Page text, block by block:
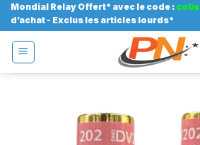
Passer
au
contenu
Mondial Relay Offert* avec le code : colis
d’achat - Exclus les articles lourds*